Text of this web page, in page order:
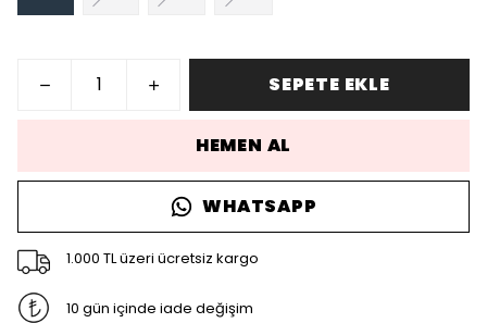
SEPETE EKLE
HEMEN AL
WHATSAPP
1.000 TL üzeri ücretsiz kargo
10 gün içinde iade değişim